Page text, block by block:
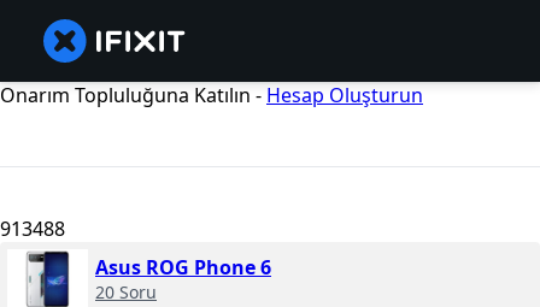
Onarım Topluluğuna Katılın - Hesap Oluşturun
913488
Asus ROG Phone 6
20 Soru